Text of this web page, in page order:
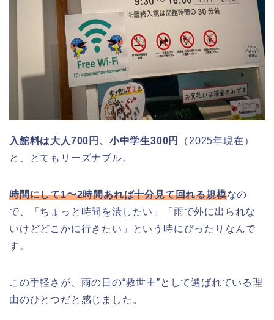
入館料は大人700円、小中学生300円
（2025年現在）
と、とてもリーズナブル。
時間にして1〜2時間あれば十分見て回れる規模なの
で、「ちょっと時間を潰したい」「雨で外に出られな
いけどどこかに行きたい」という時にぴったりなんで
す。
この手軽さが、雨の日の“救世主”として選ばれている理
由のひとつだと感じました。